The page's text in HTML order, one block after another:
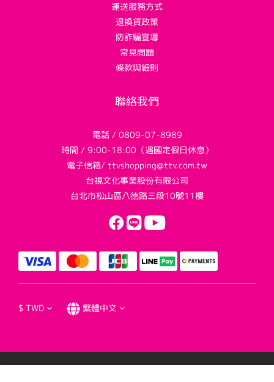
運送服務方式
退換貨政策
防詐騙宣導
常見問題
條款與細則
聯絡我們
電話 / 0809-07-8989
時間 / 9:00-18:00（遇國定假日休息）
電子信箱/ ttvshopping@ttv.com.tw
台視文化事業股份有限公司
台北市松山區八德路三段10號11樓
$ TWD 繁體中文